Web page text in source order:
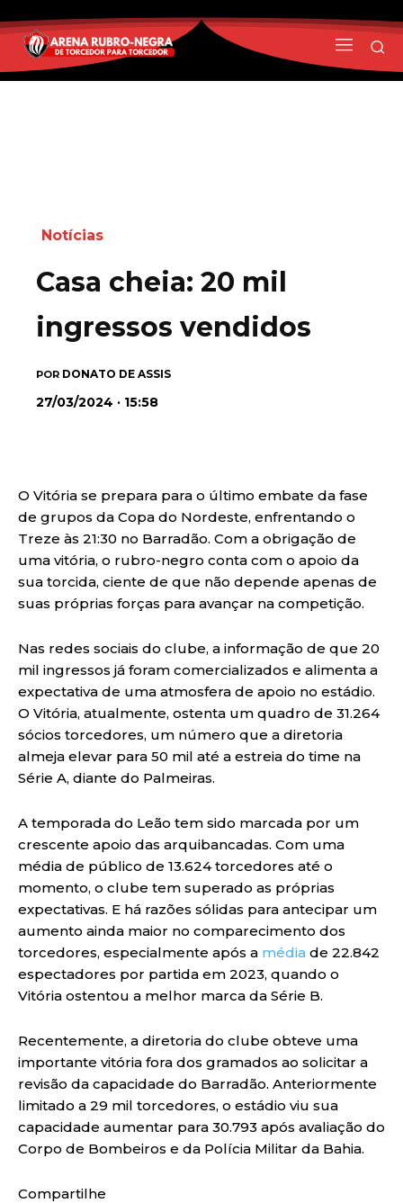
Notícias
Casa cheia: 20 mil
ingressos vendidos
POR DONATO DE ASSIS
27/03/2024 · 15:58
O Vitória se prepara para o último embate da fase
de grupos da Copa do Nordeste, enfrentando o
Treze às 21:30 no Barradão. Com a obrigação de
uma vitória, o rubro-negro conta com o apoio da
sua torcida, ciente de que não depende apenas de
suas próprias forças para avançar na competição.
Nas redes sociais do clube, a informação de que 20
mil ingressos já foram comercializados e alimenta a
expectativa de uma atmosfera de apoio no estádio.
O Vitória, atualmente, ostenta um quadro de 31.264
sócios torcedores, um número que a diretoria
almeja elevar para 50 mil até a estreia do time na
Série A, diante do Palmeiras.
A temporada do Leão tem sido marcada por um
crescente apoio das arquibancadas. Com uma
média de público de 13.624 torcedores até o
momento, o clube tem superado as próprias
expectativas. E há razões sólidas para antecipar um
aumento ainda maior no comparecimento dos
torcedores, especialmente após a média de 22.842
espectadores por partida em 2023, quando o
Vitória ostentou a melhor marca da Série B.
Recentemente, a diretoria do clube obteve uma
importante vitória fora dos gramados ao solicitar a
revisão da capacidade do Barradão. Anteriormente
limitado a 29 mil torcedores, o estádio viu sua
capacidade aumentar para 30.793 após avaliação do
Corpo de Bombeiros e da Polícia Militar da Bahia.
Compartilhe